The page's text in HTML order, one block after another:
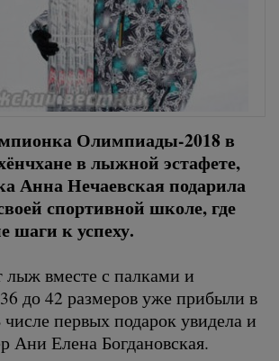
Олимпиады-2018 в
в лыжной эстафете,
Анна Нечаевская подарила
спортивной школе, где
шаги к успеху.
лыж вместе с палками и
до 42 размеров уже прибыли в
первых подарок увидела и
Ани Елена Богдановская.